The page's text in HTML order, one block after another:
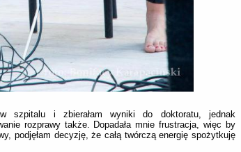
w szpitalu i zbierałam wyniki do doktoratu, jednak
rozprawy także. Dopadała mnie frustracja, więc by
podjęłam decyzję, że całą twórczą energię spożytkuję